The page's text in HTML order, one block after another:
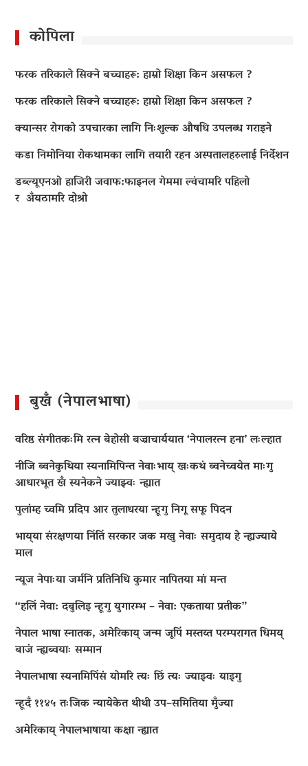
कोपिला
फरक तरिकाले सिक्ने बच्चाहरू: हाम्रो शिक्षा किन असफल ?
फरक तरिकाले सिक्ने बच्चाहरू: हाम्रो शिक्षा किन असफल ?
क्यान्सर रोगको उपचारका लागि निःशुल्क औषधि उपलब्ध गराइने
कडा निमोनिया रोकथामका लागि तयारी रहन अस्पतालहरुलाई निर्देशन
डब्ल्यूएनओ हाजिरी जवाफ:फाइनल गेममा ल्वंचामरि पहिलो
र अँयठामरि दोश्रो
बुखँ (नेपालभाषा)
वरिष्ठ संगीतकःमि रत्न बेहोसी बज्राचार्ययात ‘नेपालरत्न हना’ लःल्हात
नीजि ब्वनेकुथिया स्यनामिपिन्त नेवाःभाय् खःकथं ब्वनेच्वयेत माःगु
आधारभूत खँ स्यनेकने ज्याझ्वः न्ह्यात
पुलांम्ह च्वमि प्रदिप आर तुलाधरया न्हूगु निगू सफू पिदन
भाय्‌या संरक्षणया निंतिं सरकार जक मखु नेवाः समुदाय हे न्ह्यज्याये
माल
न्यूज नेपाःया जर्मनि प्रतिनिधि कुमार नापितया मां मन्त
“हलिं नेवा: दबुलिइ न्हूगु युगारम्भ – नेवा: एकताया प्रतीक”
नेपाल भाषा स्नातक, अमेरिकाय् जन्म जूपिं मस्तय्त परम्परागत धिमय्
बाजं न्ह्यब्वयाः सम्मान
नेपालभाषा स्यनामिपिंसं योमरि त्यः छिं त्यः ज्याझ्वः याइगु
न्हूदँ ११४५ तःजिक न्यायेकेत थीथी उप–समितिया मुँज्या
अमेरिकाय् नेपालभाषाया कक्षा न्ह्यात